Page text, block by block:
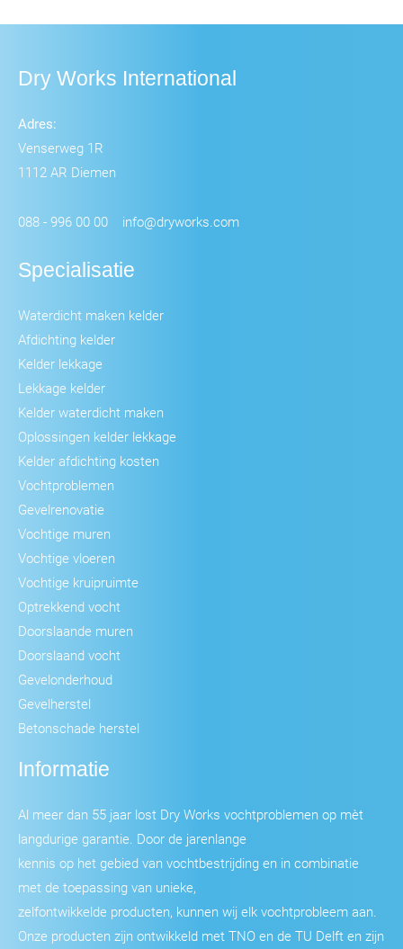
Dry Works International
Adres:
Venserweg 1R
1112 AR Diemen
088 - 996 00 00 info@dryworks.com
Specialisatie
Waterdicht maken kelder
Afdichting kelder
Kelder lekkage
Lekkage kelder
Kelder waterdicht maken
Oplossingen kelder lekkage
Kelder afdichting kosten
Vochtproblemen
Gevelrenovatie
Vochtige muren
Vochtige vloeren
Vochtige kruipruimte
Optrekkend vocht
Doorslaande muren
Doorslaand vocht
Gevelonderhoud
Gevelherstel
Betonschade herstel
Informatie
Al meer dan 55 jaar lost Dry Works vochtproblemen op mèt
langdurige garantie. Door de jarenlange
kennis op het gebied van vochtbestrijding en in combinatie
met de toepassing van unieke,
zelfontwikkelde producten, kunnen wij elk vochtprobleem aan.
Onze producten zijn ontwikkeld met TNO en de TU Delft en zijn